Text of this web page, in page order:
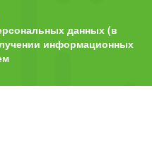
данных (в
информационных